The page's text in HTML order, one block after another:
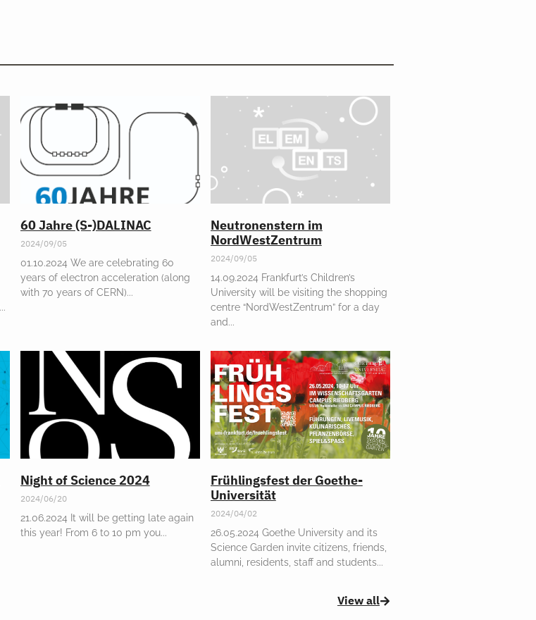
60 Jahre (S-)DALINAC
2024/09/05
01.10.2024 We are celebrating 60
years of electron acceleration (along
with 70 years of CERN)
Neutronenstern im
NordWestZentrum
2024/09/05
14.09.2024 Frankfurt’s Children’s
University will be visiting the shopping
centre “NordWestZentrum” for a day
and
Night of Science 2024
2024/06/20
21.06.2024 It will be getting late again
this year! From 6 to 10 pm you
Frühlingsfest der Goethe-
Universität
2024/04/02
26.05.2024 Goethe University and its
Science Garden invite citizens, friends,
alumni, residents, staff and students
View all